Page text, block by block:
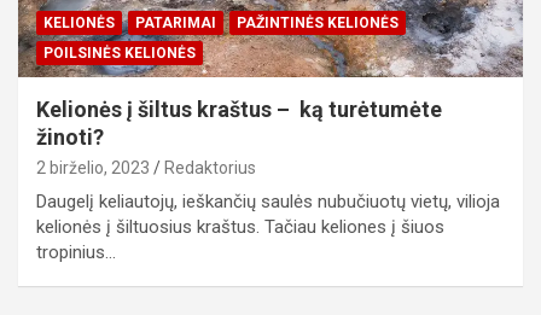
KELIONĖS PATARIMAI
PAŽINTINĖS KELIONĖS
POILSINĖS KELIONĖS
Kelionės į šiltus kraštus – ką turėtumėte
žinoti?
2 birželio, 2023 Redaktorius
Daugelį keliautojų, ieškančių saulės nubučiuotų vietų, vilioja
kelionės į šiltuosius kraštus. Tačiau keliones į šiuos
tropinius…